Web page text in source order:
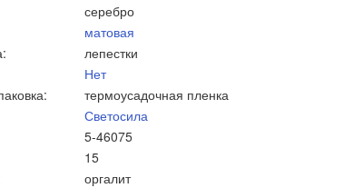
серебро
матовая
лепестки
Нет
термоусадочная пленка
Светосила
5-46075
15
оргалит